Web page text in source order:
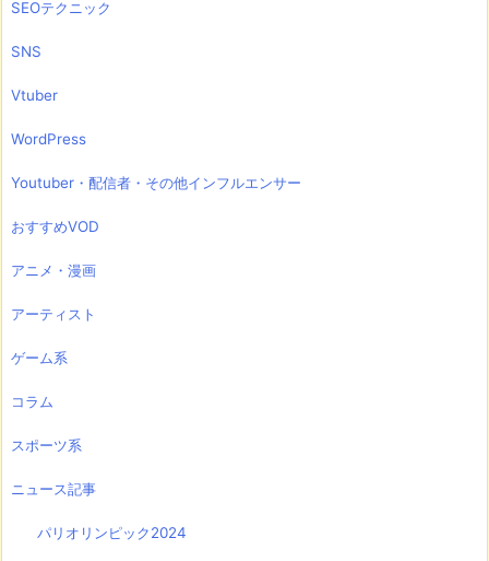
SEOテクニック
SNS
Vtuber
WordPress
Youtuber・配信者・その他インフルエンサー
おすすめVOD
アニメ・漫画
アーティスト
ゲーム系
コラム
スポーツ系
ニュース記事
パリオリンピック2024